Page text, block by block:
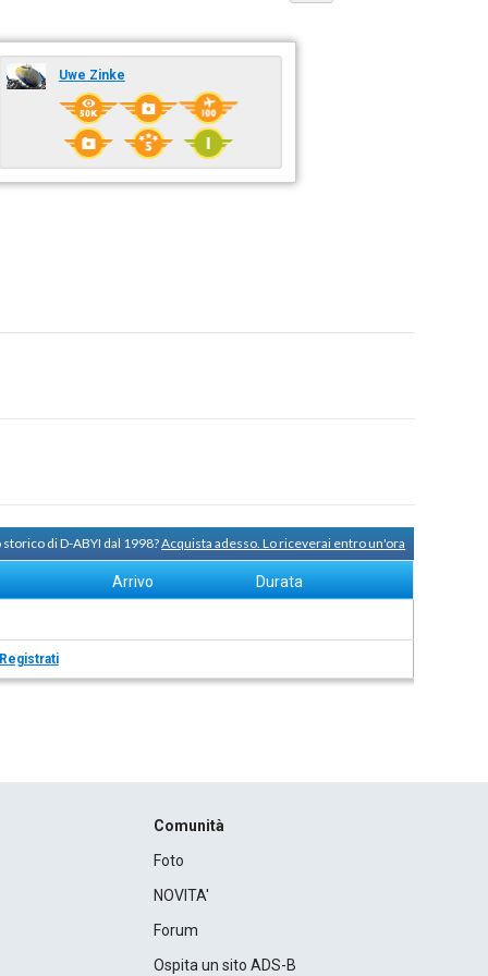
Uwe Zinke
di D-ABYI dal 1998?Acquista adesso. Lo riceverai entro un'ora
Arrivo Durata
Comunità
Foto
NOVITA'
Forum
Ospita un sito ADS-B